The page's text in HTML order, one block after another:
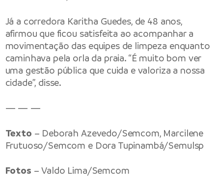
Já a corredora Karitha Guedes, de 48 anos,
afirmou que ficou satisfeita ao acompanhar a
movimentação das equipes de limpeza enquanto
caminhava pela orla da praia. “É muito bom ver
uma gestão pública que cuida e valoriza a nossa
cidade”, disse.
— — —
Texto – Deborah Azevedo/Semcom, Marcilene
Frutuoso/Semcom e Dora Tupinambá/Semulsp
Fotos – Valdo Lima/Semcom